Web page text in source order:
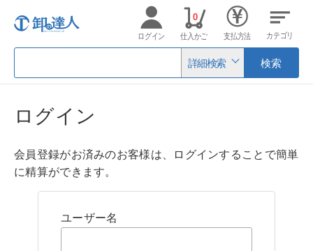
詳細検索 検索
ログイン 仕入かご
0
支払方法 カテゴリ
ログイン
会員登録がお済みのお客様は、ログインすることで簡単
に精算ができます。
ユーザー名